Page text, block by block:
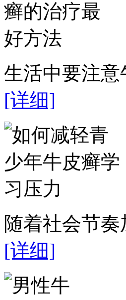
生活中要注
[详细]
随着社会节
[详细]